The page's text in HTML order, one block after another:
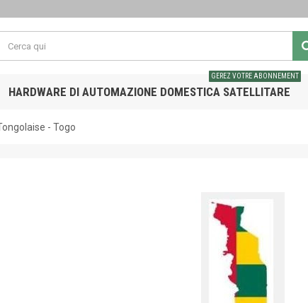
HARDWARE DI AUTOMAZIONE DOMESTICA SATELLITARE
GEREZ VOTRE ABONNEMENT
- Togo